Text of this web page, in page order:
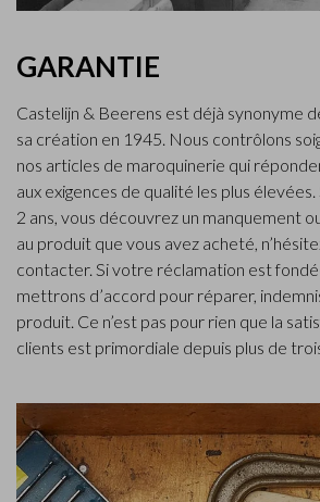
GARANTIE
Castelijn & Beerens est déjà synonyme
sa création en 1945. Nous contrôlons
nos articles de maroquinerie qui
aux exigences de qualité les plus
2 ans, vous découvrez un manquement
au produit que vous avez acheté,
contacter. Si votre réclamation est
mettrons d’accord pour réparer,
produit. Ce n’est pas pour rien que la
clients est primordiale depuis plus de